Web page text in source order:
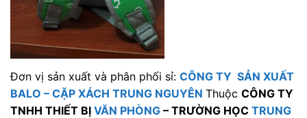
Đơn vị sản xuất và phân phối sỉ: CÔNG TY SẢN XUẤT
BALO – CẶP XÁCH TRUNG NGUYÊN Thuộc CÔNG TY
TNHH THIẾT BỊ VĂN PHÒNG – TRƯỜNG HỌC TRUNG